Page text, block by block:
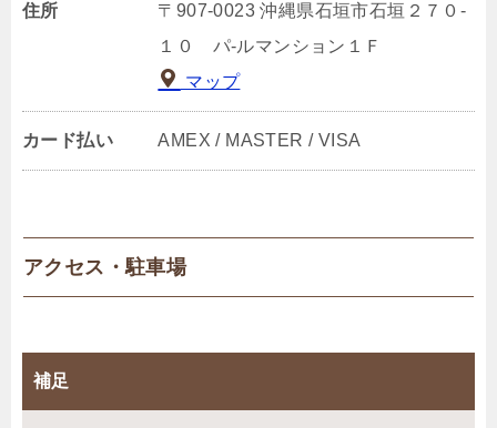
住所
〒907-0023 沖縄県石垣市石垣２７０‐
１０ パ‐ルマンション１Ｆ
マップ
カード払い AMEX / MASTER / VISA
アクセス・駐車場
補足